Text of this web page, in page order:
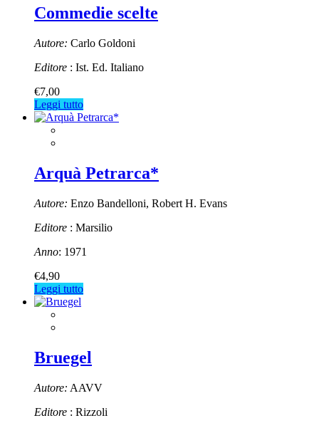
Commedie scelte
Autore: Carlo Goldoni
Editore : Ist. Ed. Italiano
€7,00
Leggi tutto
Arquà Petrarca*
Autore: Enzo Bandelloni, Robert H. Evans
Editore : Marsilio
Anno: 1971
€4,90
Leggi tutto
Bruegel
Autore: AAVV
Editore : Rizzoli